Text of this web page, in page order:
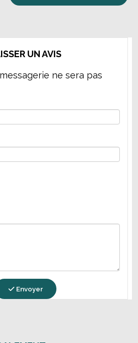
UN AVIS
ne sera pas
Envoyer